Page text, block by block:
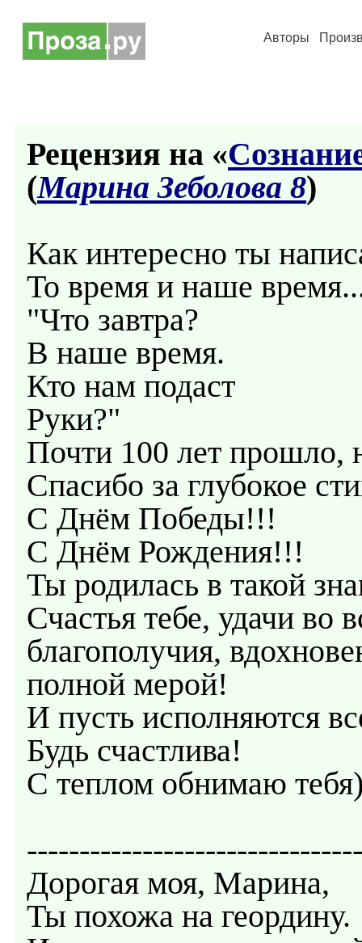
Авторы
Рецензия на «
(Марина Зеболова 8)
Как интересно ты
То время и наше
"Что завтра?
В наше время.
Кто нам подаст
Руки?"
Почти 100 лет прошло,
Спасибо за глубокое
С Днём Победы!!!
С Днём Рождения!!!
Ты родилась в такой
Счастья тебе, удачи во
благополучия,
полной мерой!
И пусть исполняются
Будь счастлива!
С теплом обнимаю
Дорогая моя, Марина,
Ты похожа на геордину.